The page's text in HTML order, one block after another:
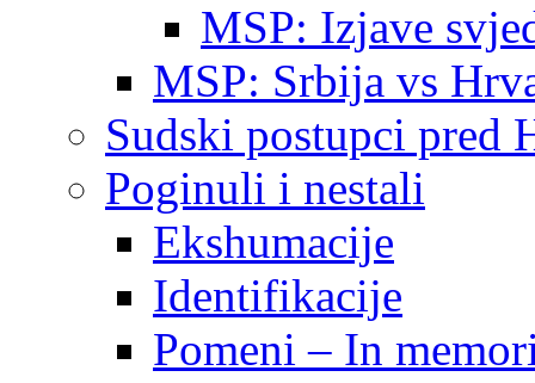
MSP: Izjave
MSP: Srbija vs
Sudski postupci pred
Poginuli i nestali
Ekshumacije
Identifikacije
Pomeni – In